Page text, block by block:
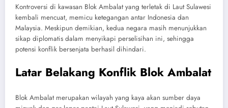
Kontroversi di kawasan Blok Ambalat yang terletak di Laut Sulawesi
kembali mencuat, memicu ketegangan antar Indonesia dan
Malaysia. Meskipun demikian, kedua negara masih menunjukkan
sikap diplomatis dalam menyikapi perselisihan ini, sehingga
potensi konflik bersenjata berhasil dihindari.
Latar Belakang Konflik Blok Ambalat
Blok Ambalat merupakan wilayah yang kaya akan sumber daya